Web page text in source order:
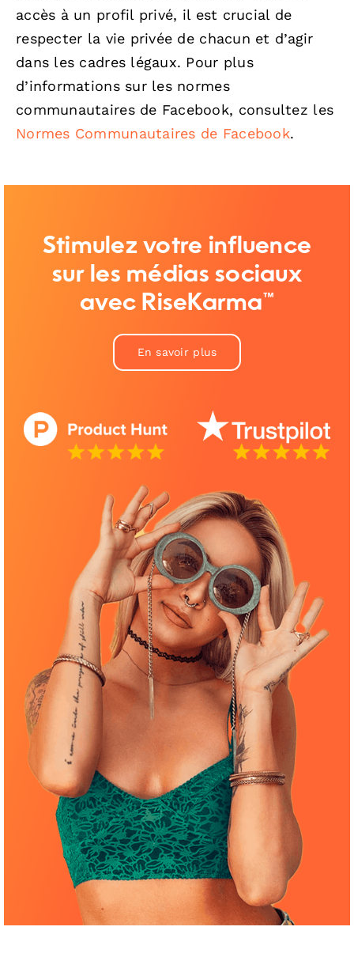
accès à un profil privé, il est crucial de
respecter la vie privée de chacun et d’agir
dans les cadres légaux. Pour plus
d’informations sur les normes
communautaires de Facebook, consultez les
Normes Communautaires de Facebook.
Stimulez votre influence
sur les médias sociaux
avec RiseKarma™
En savoir plus